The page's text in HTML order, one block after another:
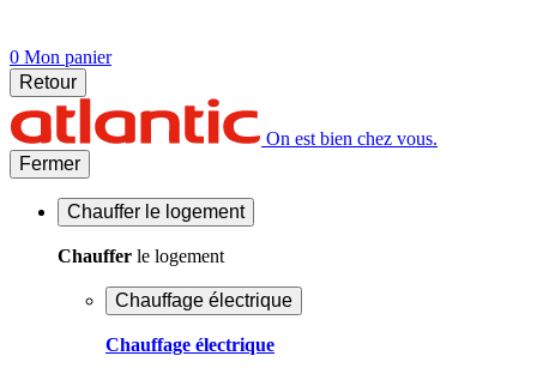
0 Mon panier
Retour
On est bien chez vous.
Fermer
Chauffer le logement
Chauffer le logement
Chauffage électrique
Chauffage électrique